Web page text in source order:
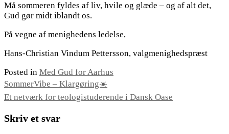
Må sommeren fyldes af liv, hvile og glæde – og af alt det,
Gud gør midt iblandt os.
På vegne af menighedens ledelse,
Hans-Christian Vindum Pettersson, valgmenighedspræst
Posted in Med Gud for Aarhus
Indlægsnavigation
SommerVibe – Klargøring☀️
Et netværk for teologistuderende i Dansk Oase
Skriv et svar